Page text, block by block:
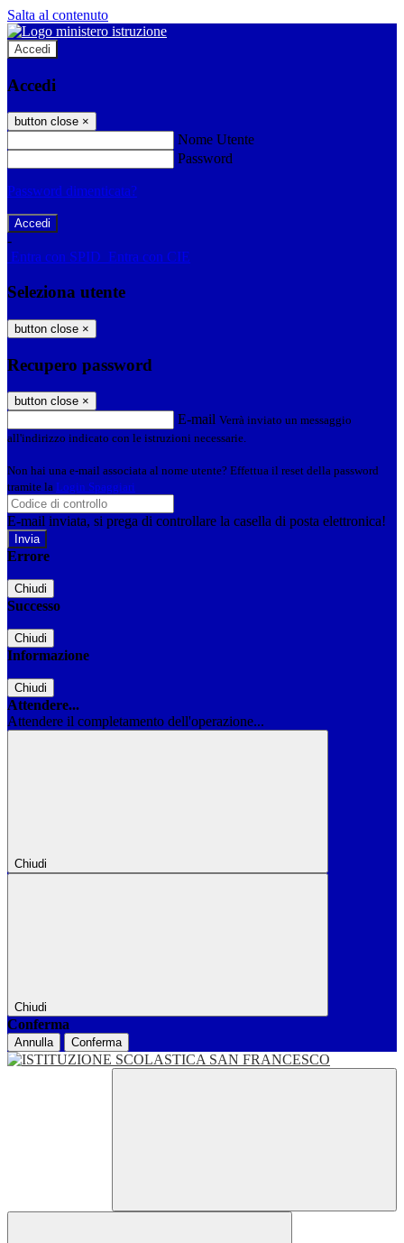
Salta al contenuto
Accedi
Accedi
button close ×
Nome Utente
Password
Password dimenticata?
-
Entra con SPID Entra con CIE
Seleziona utente
button close ×
Recupero password
button close ×
E-mail Verrà inviato un messaggio
all'indirizzo indicato con le istruzioni necessarie.
Non hai una e-mail associata al nome utente? Effettua il reset della password
tramite la Login Spaggiari
E-mail inviata, si prega di controllare la casella di posta elettronica!
Errore
Chiudi
Successo
Chiudi
Informazione
Chiudi
Attendere...
Attendere il completamento dell'operazione...
Chiudi
Chiudi
Conferma
Annulla Conferma